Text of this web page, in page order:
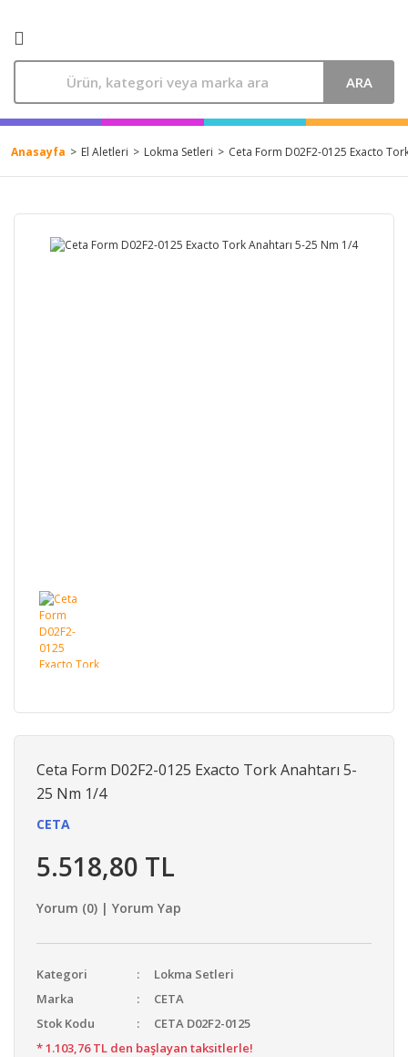
ARA
Anasayfa El Aletleri Lokma Setleri Ceta Form D02F2-0125 Exacto
Ceta Form D02F2-0125 Exacto Tork Anahtarı 5-
25 Nm 1/4
CETA
5.518,80 TL
Yorum (0) | Yorum Yap
Kategori
Lokma Setleri
Marka
CETA
Stok Kodu
CETA D02F2-0125
* 1.103,76 TL den başlayan taksitlerle!